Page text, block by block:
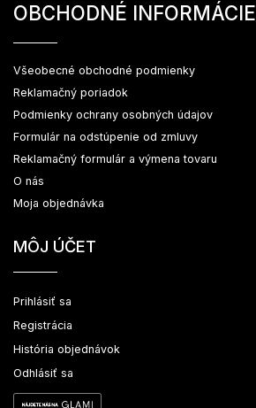
OBCHODNÉ INFORMÁCIE
Všeobecné obchodné podmienky
Reklamačný poriadok
Podmienky ochrany osobných údajov
Formulár na odstúpenie od zmluvy
Reklamačný formulár a výmena tovaru
O nás
Moja objednávka
MÔJ ÚČET
Prihlásiť sa
Registrácia
História objednávok
Odhlásiť sa